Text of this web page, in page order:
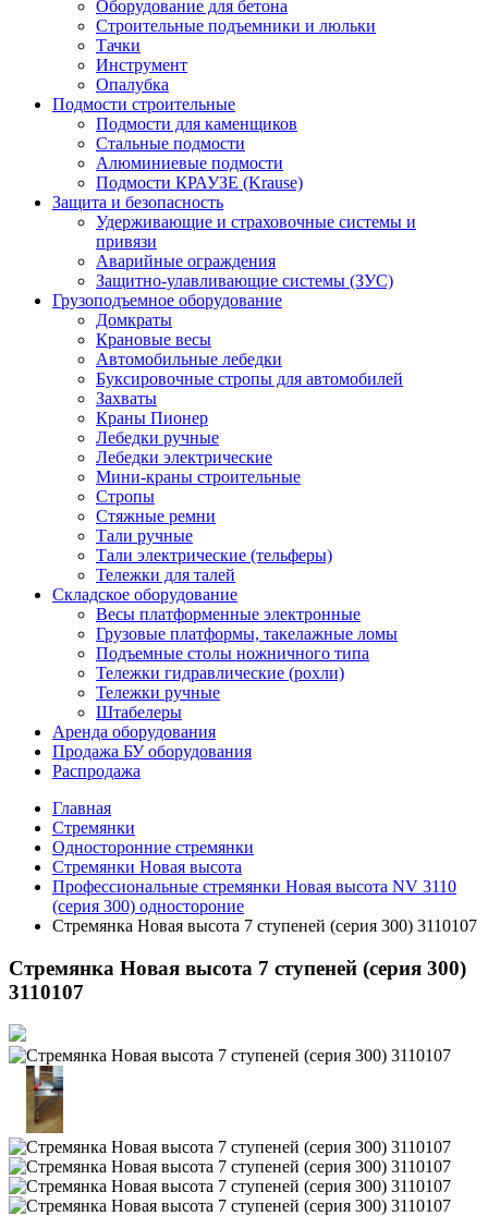
Оборудование для бетона
Строительные подъемники и люльки
Тачки
Инструмент
Опалубка
Подмости строительные
Подмости для каменщиков
Стальные подмости
Алюминиевые подмости
Подмости КРАУЗЕ (Krause)
Защита и безопасность
Удерживающие и страховочные системы и
привязи
Аварийные ограждения
Защитно-улавливающие системы (ЗУС)
Грузоподъемное оборудование
Домкраты
Крановые весы
Автомобильные лебедки
Буксировочные стропы для автомобилей
Захваты
Краны Пионер
Лебедки ручные
Лебедки электрические
Мини-краны строительные
Стропы
Стяжные ремни
Тали ручные
Тали электрические (тельферы)
Тележки для талей
Складское оборудование
Весы платформенные электронные
Грузовые платформы, такелажные ломы
Подъемные столы ножничного типа
Тележки гидравлические (рохли)
Тележки ручные
Штабелеры
Аренда оборудования
Продажа БУ оборудования
Распродажа
Главная
Стремянки
Односторонние стремянки
Стремянки Новая высота
Профессиональные стремянки Новая высота NV 3110
(серия 300) одностороние
Стремянка Новая высота 7 ступеней (серия 300) 3110107
Стремянка Новая высота 7 ступеней (серия 300)
3110107